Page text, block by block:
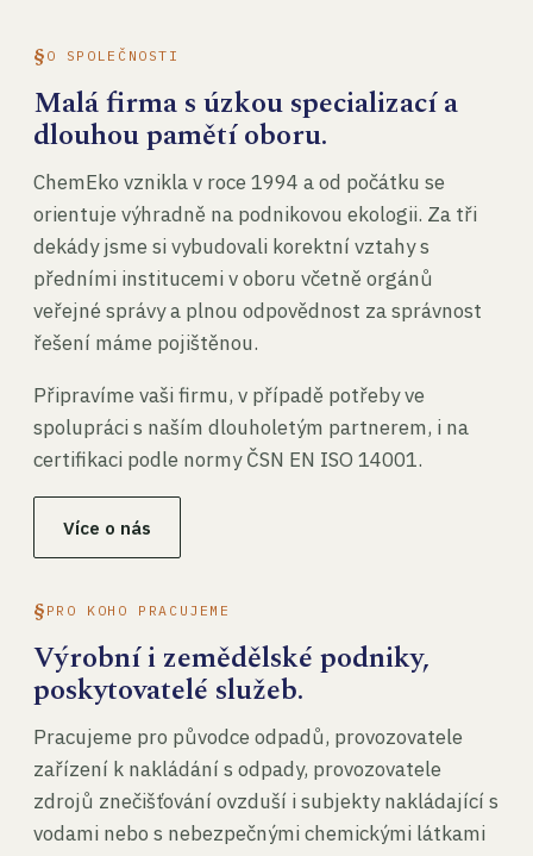
O SPOLEČNOSTI
Malá firma s úzkou specializací a
dlouhou pamětí oboru.
ChemEko vznikla v roce 1994 a od počátku se
orientuje výhradně na podnikovou ekologii. Za tři
dekády jsme si vybudovali korektní vztahy s
předními institucemi v oboru včetně orgánů
veřejné správy a plnou odpovědnost za správnost
řešení máme pojištěnou.
Připravíme vaši firmu, v případě potřeby ve
spolupráci s naším dlouholetým partnerem, i na
certifikaci podle normy ČSN EN ISO 14001.
Více o nás
PRO KOHO PRACUJEME
Výrobní i zemědělské podniky,
poskytovatelé služeb.
Pracujeme pro původce odpadů, provozovatele
zařízení k nakládání s odpady, provozovatele
zdrojů znečišťování ovzduší i subjekty nakládající s
vodami nebo s nebezpečnými chemickými látkami